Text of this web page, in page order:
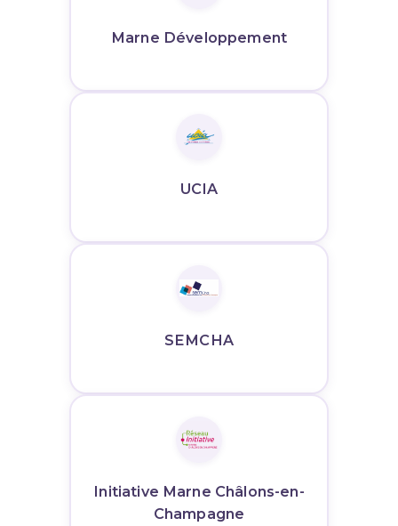
Marne Développement
UCIA
SEMCHA
Initiative Marne Châlons-en-
Champagne